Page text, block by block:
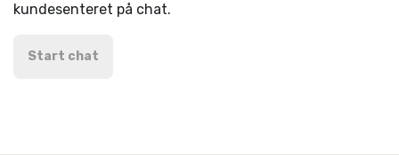
kundesenteret på chat.
Start chat